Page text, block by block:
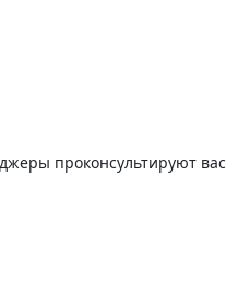
проконсультируют вас